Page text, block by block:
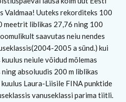
Uuteks rekorditeks 100
meetrit liblikas 27,76 ning 100
saavutas neiu nendes
2005 a sünd.) kui
neiule võidud mõlemas
absoluudis 200 m liblikas
Laura-Liisile FINA punktide
vanuseklassi parima tiitli.